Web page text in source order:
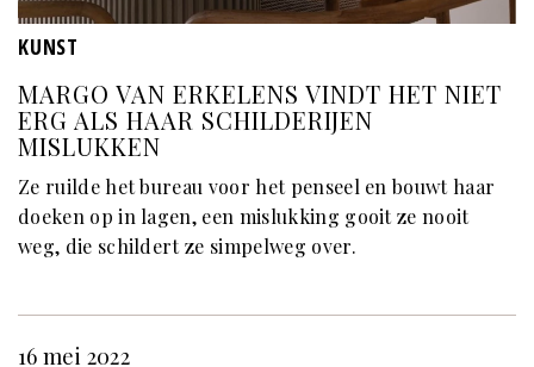
KUNST
MARGO VAN ERKELENS VINDT HET NIET
ERG ALS HAAR SCHILDERIJEN
MISLUKKEN
Ze ruilde het bureau voor het penseel en bouwt haar
doeken op in lagen, een mislukking gooit ze nooit
weg, die schildert ze simpelweg over.
16 mei 2022